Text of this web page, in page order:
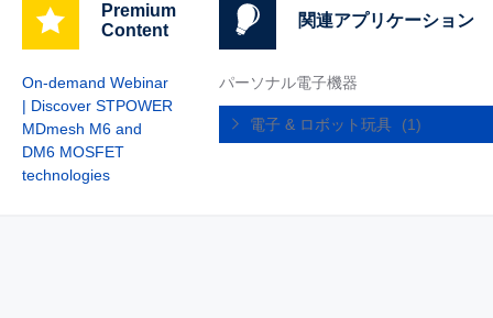
Premium
Content
On-demand Webinar
| Discover STPOWER
MDmesh M6 and
DM6 MOSFET
technologies
関連アプリケーション
パーソナル電子機器
電子 & ロボット玩具 (1)